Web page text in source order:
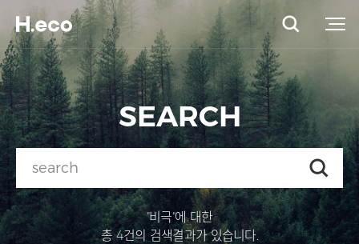
SEARCH
"비극"에 대한
총 4건의 검색결과가 있습니다.